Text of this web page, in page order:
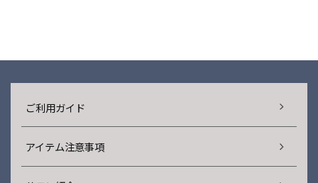
ご利用ガイド
アイテム注意事項